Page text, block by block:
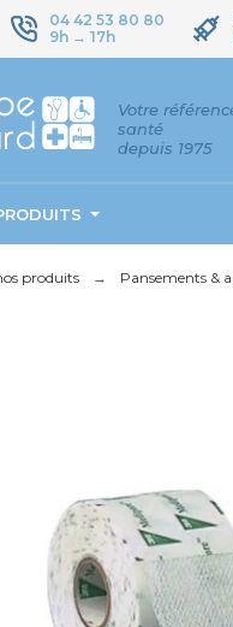
04 42 53 80 80
9h → 17h
Votre
santé
depuis 1975
produits Pansements &